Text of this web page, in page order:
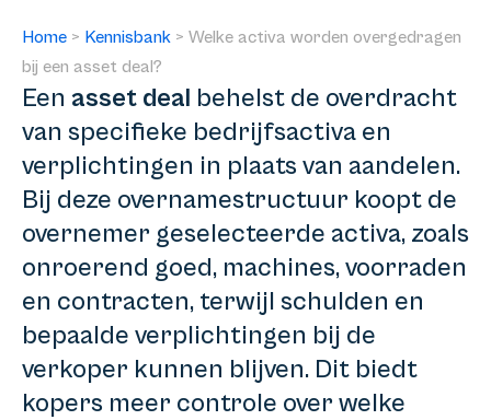
Home > Kennisbank > Welke activa worden overgedragen
bij een asset deal?
Een asset deal behelst de overdracht
van specifieke bedrijfsactiva en
verplichtingen in plaats van aandelen.
Bij deze overnamestructuur koopt de
overnemer geselecteerde activa, zoals
onroerend goed, machines, voorraden
en contracten, terwijl schulden en
bepaalde verplichtingen bij de
verkoper kunnen blijven. Dit biedt
kopers meer controle over welke